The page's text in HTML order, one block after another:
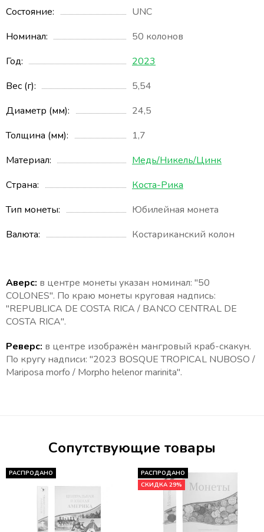
Состояние
UNC
Номинал
50 колонов
Год
2023
Вес (г)
5,54
Диаметр (мм)
24,5
Толщина (мм)
1,7
Материал
Медь/Никель/Цинк
Страна
Коста-Рика
Тип монеты
Юбилейная монета
Валюта
Костариканский колон
Аверс: в центре монеты указан номинал: "50
COLONES". По краю монеты круговая надпись:
"REPUBLICA DE COSTA RICA / BANCO CENTRAL DE
COSTA RICA".
Реверс: в центре изображён мангровый краб-скакун.
По кругу надписи: "2023 BOSQUE TROPICAL NUBOSO /
Mariposa morfo / Morpho helenor marinita".
Сопутствующие товары
РАСПРОДАНО
РАСПРОДАНО
СКИДКА 29%